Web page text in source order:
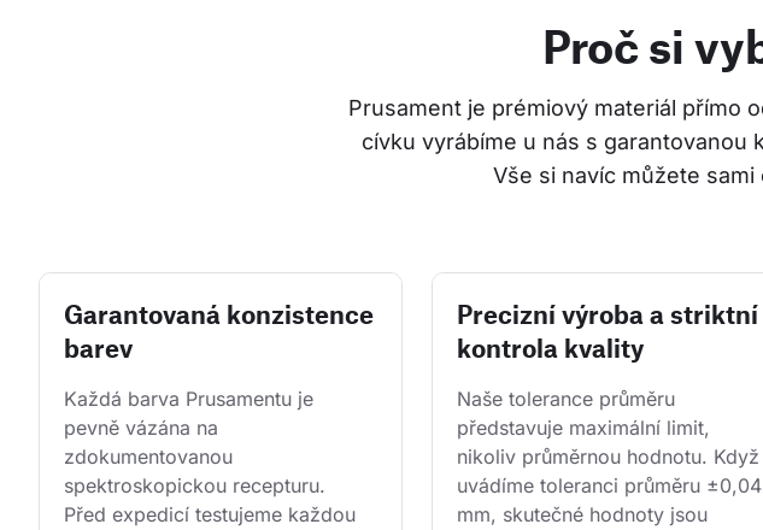
Proč si
Prusament je prémiový materiál přímo
cívku vyrábíme u nás s
Vše si navíc můžete
Garantovaná konzistence
barev
Každá barva Prusamentu je
pevně vázána na
zdokumentovanou
spektroskopickou recepturu.
Před expedicí testujeme každou
Precizní výroba a striktní
kontrola kvality
Naše tolerance průměru
představuje maximální limit,
nikoliv průměrnou hodnotu. Když
uvádíme toleranci průměru ±0,04
mm, skutečné hodnoty jsou